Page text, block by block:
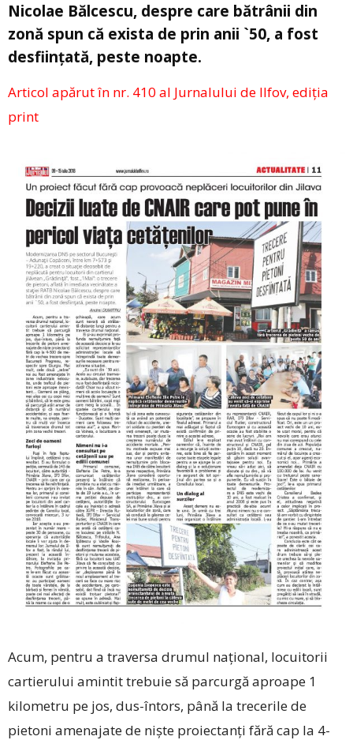
Nicolae Bălcescu, despre care bătrânii din
zonă spun că exista de prin anii `50, a fost
desființată, peste noapte.
Articol apărut în nr. 410 al Jurnalului de Ilfov, ediția
print
Acum, pentru a traversa drumul național, locuitorii
cartierului amintit trebuie să parcurgă aproape 1
kilometru pe jos, dus-întors, până la trecerile de
pietoni amenajate de niște proiectanți fără cap la 4-